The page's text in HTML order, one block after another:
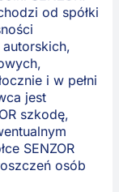
od spółki
i w pełni
jest
szkodę,
SENZOR
osób